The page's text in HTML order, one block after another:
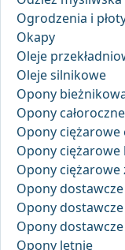
Ogrodzenia i
Okapy
Oleje
Oleje silnikowe
Opony
Opony całoroczne
Opony ciężarowe
Opony ciężarowe
Opony ciężarowe
Opony
Opony
Opony
Opony letnie